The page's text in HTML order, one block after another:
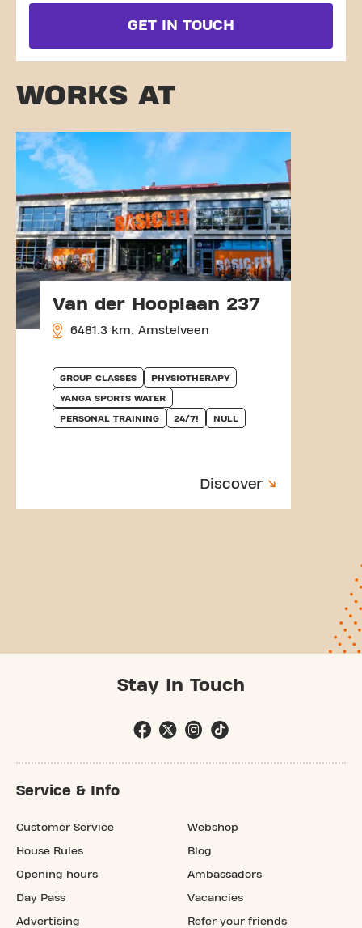
GET IN TOUCH
WORKS AT
Van der Hooplaan 237
6481.3 km, Amstelveen
GROUP CLASSES PHYSIOTHERAPY
YANGA SPORTS WATER
PERSONAL TRAINING 24/7! NULL
Discover
Stay In Touch
Service & Info
Customer Service
House Rules
Opening hours
Day Pass
Advertising
Webshop
Blog
Ambassadors
Vacancies
Refer your friends